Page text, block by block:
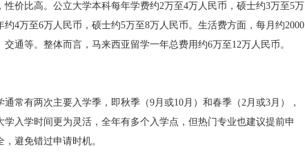
价比高。公立大学本科每年学费约2万至4万人民币，硕士约3万至5万
4万至6万人民币，硕士约5万至8万人民币。生活费方面，每月约2000
通等。整体而言，马来西亚留学一年总费用约6万至12万人民币。
常有两次主要入学季，即秋季（9月或10月）和春季（2月或3月），
学入学时间更为灵活，全年有多个入学点，但热门专业也建议提前申
避免错过申请时机。